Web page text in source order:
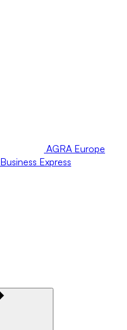
AGRA Europe
Business Express